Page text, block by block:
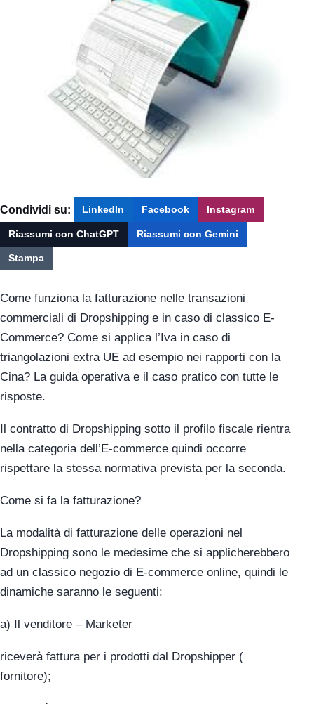
Condividi su: LinkedIn Facebook Instagram
Riassumi con ChatGPT Riassumi con Gemini
Stampa
Come funziona la fatturazione nelle transazioni
commerciali di Dropshipping e in caso di classico E-
Commerce? Come si applica l’Iva in caso di
triangolazioni extra UE ad esempio nei rapporti con la
Cina? La guida operativa e il caso pratico con tutte le
risposte.
Il contratto di Dropshipping sotto il profilo fiscale rientra
nella categoria dell’E-commerce quindi occorre
rispettare la stessa normativa prevista per la seconda.
Come si fa la fatturazione?
La modalità di fatturazione delle operazioni nel
Dropshipping sono le medesime che si applicherebbero
ad un classico negozio di E-commerce online, quindi le
dinamiche saranno le seguenti:
a) Il venditore – Marketer
riceverà fattura per i prodotti dal Dropshipper (
fornitore);